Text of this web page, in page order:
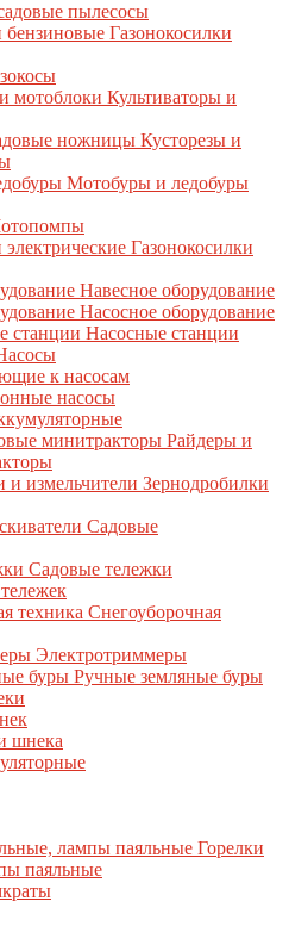
пылесосы
Газонокосилки
Культиваторы и
Кусторезы и
Мотобуры и ледобуры
Газонокосилки
Навесное оборудование
Насосное оборудование
Насосные станции
к насосам
насосы
Райдеры и
Зернодробилки
Садовые
Садовые тележки
Снегоуборочная
Электротриммеры
Ручные земляные буры
шнека
Горелки
паяльные